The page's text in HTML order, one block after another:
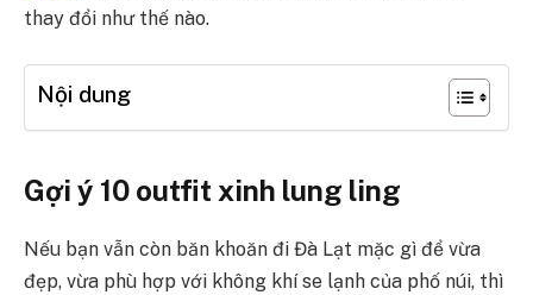
thay đổi như thế nào.
Nội dung
Gợi ý 10 outfit xinh lung ling
Nếu bạn vẫn còn băn khoăn đi Đà Lạt mặc gì để vừa
đẹp, vừa phù hợp với không khí se lạnh của phố núi, thì